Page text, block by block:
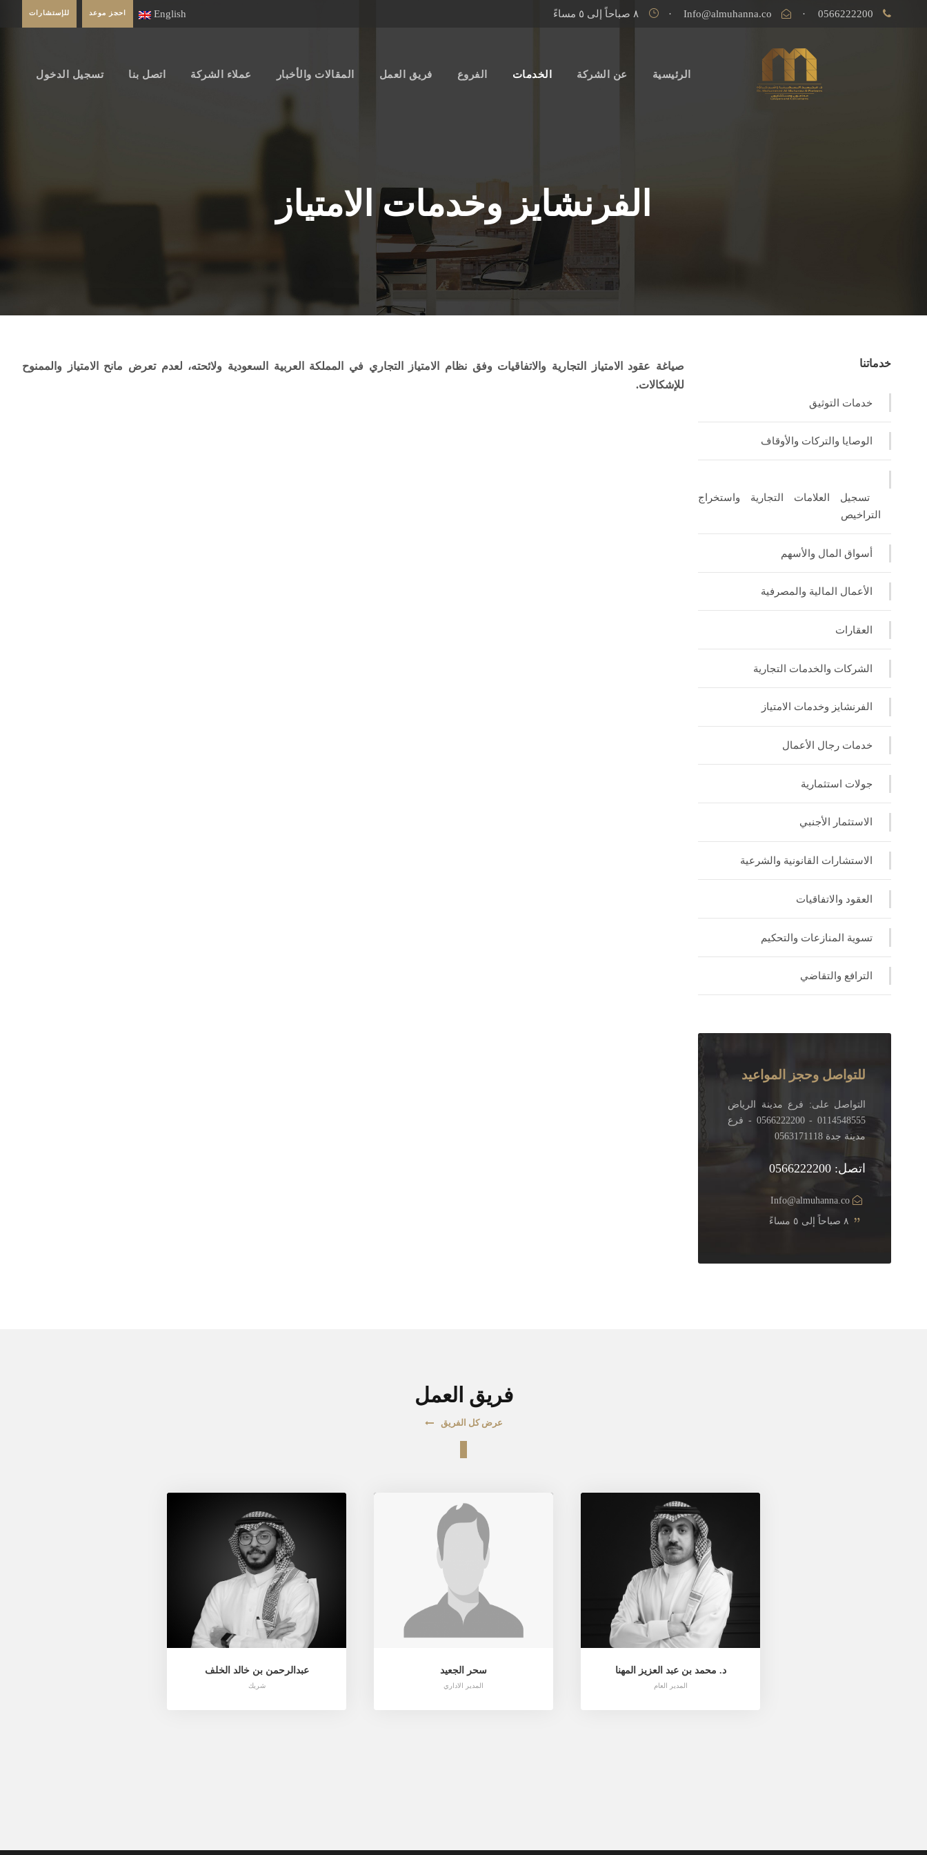
· Info@almuhanna.co · 0566222200 للإستشارات احجز موعد English
الرئيسية عن الشركة الخدمات الفروع فريق العمل المقالات والأخبار عملاء الشركة اتصل بنا تسجيل الدخول
الفرنشايز وخدمات الامتياز
صياغة عقود الامتياز التجارية والاتفاقيات وفق نظام الامتياز التجاري في المملكة العربية السعودية ولائحته، لعدم تعرض مانح الامتياز والممنوح
للإشكالات.
خدماتنا
خدمات التوثيق
الوصايا والتركات والأوقاف
تسجيل العلامات التجارية واستخراج
التراخيص
أسواق المال والأسهم
الأعمال المالية والمصرفية
العقارات
الشركات والخدمات التجارية
الفرنشايز وخدمات الامتياز
خدمات رجال الأعمال
جولات استثمارية
الاستثمار الأجنبي
الاستشارات القانونية والشرعية
العقود والاتفاقيات
تسوية المنازعات والتحكيم
الترافع والتقاضي
للتواصل وحجز المواعيد
التواصل على: فرع مدينة الرياض
0114548555 - 0566222200 - فرع
مدينة جدة 0563171118
اتصل: 0566222200
فريق العمل
عرض كل الفريق
د. محمد بن عبد العزيز المهنا
المدير العام
سحر الجعيد
المدير الاداري
عبدالرحمن بن خالد الخلف
شريك